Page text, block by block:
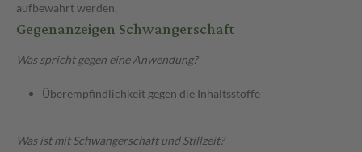
aufbewahrt werden.
Gegenanzeigen Schwangerschaft
Was spricht gegen eine Anwendung?
Überempfindlichkeit gegen die Inhaltsstoffe
Was ist mit Schwangerschaft und Stillzeit?